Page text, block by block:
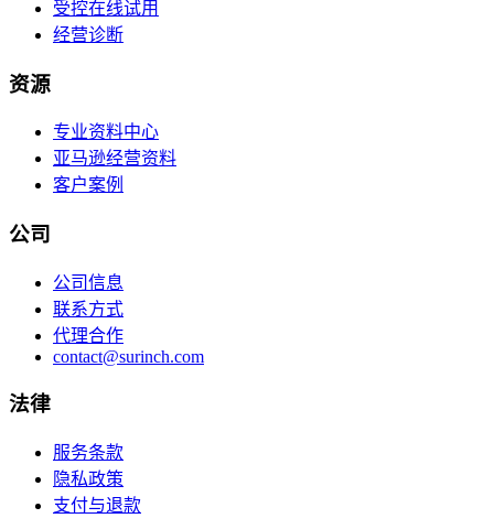
受控在线试用
经营诊断
资源
专业资料中心
亚马逊经营资料
客户案例
公司
公司信息
联系方式
代理合作
contact@surinch.com
法律
服务条款
隐私政策
支付与退款